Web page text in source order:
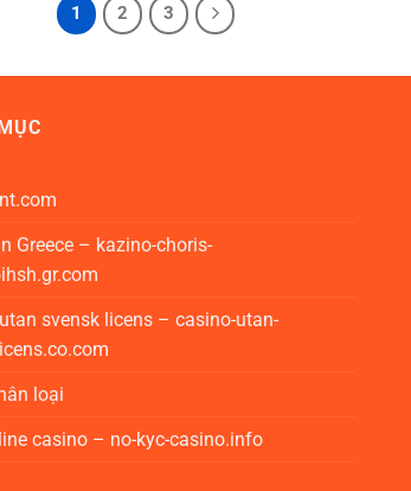
1 2 3
Greece – kazino-choris-
svensk licens – casino-utan-
loại
casino – no-kyc-casino.info